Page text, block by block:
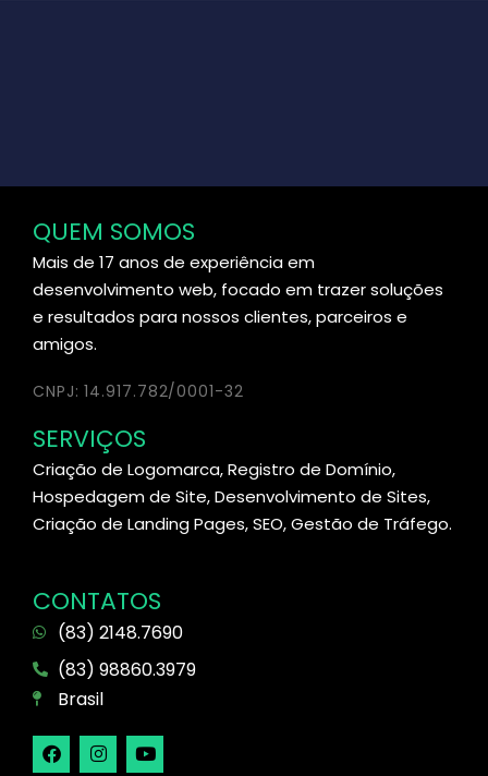
QUEM SOMOS
Mais de 17 anos de experiência em
desenvolvimento web, focado em trazer soluções
e resultados para nossos clientes, parceiros e
amigos.
CNPJ: 14.917.782/0001-32
SERVIÇOS
Criação de Logomarca, Registro de Domínio,
Hospedagem de Site, Desenvolvimento de Sites,
Criação de Landing Pages, SEO, Gestão de Tráfego.
CONTATOS
(83) 2148.7690
(83) 98860.3979
Brasil